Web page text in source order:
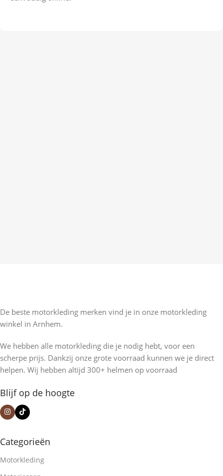
De beste motorkleding merken vind je in onze motorkleding
winkel in Arnhem.
We hebben alle motorkleding die je nodig hebt, voor een
scherpe prijs. Dankzij onze grote voorraad kunnen we je direct
helpen. Wij hebben altijd 300+ helmen op voorraad
Blijf op de hoogte
Categorieën
Motorkleding